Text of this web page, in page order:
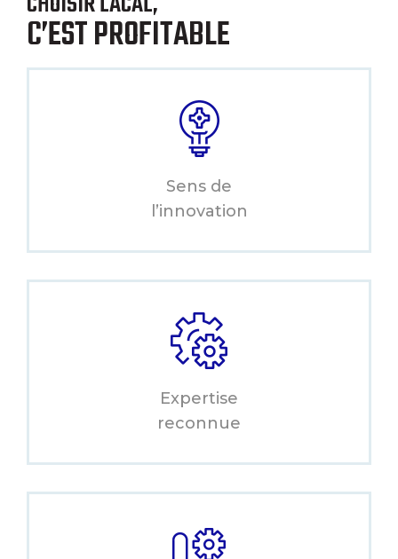
C’EST PROFITABLE
Sens de
l’innovation
Expertise
reconnue